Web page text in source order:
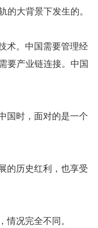
的大背景下发生的。
。中国需要管理经
要产业链连接。中国
时，面对的是一个
历史红利，也享受
况完全不同。